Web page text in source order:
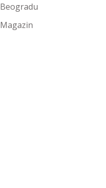
Beogradu
Magazin